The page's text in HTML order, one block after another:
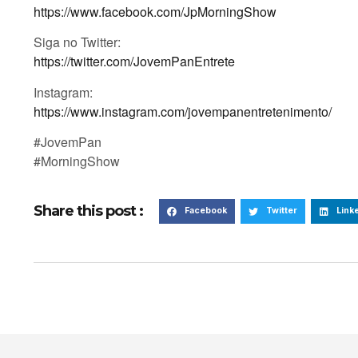
https://www.facebook.com/JpMorningShow
Siga no Twitter:
https://twitter.com/JovemPanEntrete
Instagram:
https://www.instagram.com/jovempanentretenimento/
#JovemPan
#MorningShow
Share this post : Facebook Twitter